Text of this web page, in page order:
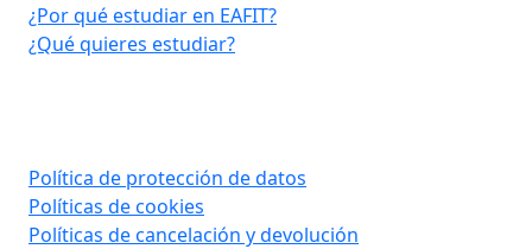
¿Por qué estudiar en EAFIT?
¿Qué quieres estudiar?
Política de protección de datos
Políticas de cookies
Políticas de cancelación y devolución